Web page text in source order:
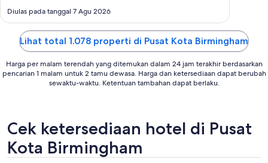
Diulas pada tanggal 7 Agu 2026
Lihat total 1.078 properti di Pusat Kota Birmingham
Harga per malam terendah yang ditemukan dalam 24 jam terakhir berdasarkan
pencarian 1 malam untuk 2 tamu dewasa. Harga dan ketersediaan dapat berubah
sewaktu-waktu. Ketentuan tambahan dapat berlaku.
Cek ketersediaan hotel di Pusat
Kota Birmingham